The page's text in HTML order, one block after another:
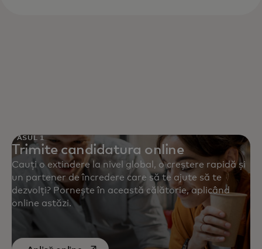
PASUL 1
Trimite candidatura online
Cauți o extindere la nivel global, o creștere rapidă și
un partener de încredere care să te ajute să te
dezvolți? Pornește în această călătorie, aplicând
online astăzi.